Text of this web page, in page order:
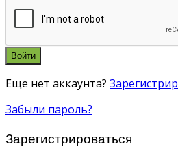
Войти
Еще нет аккаунта?
Забыли пароль?
Зарегистрироваться